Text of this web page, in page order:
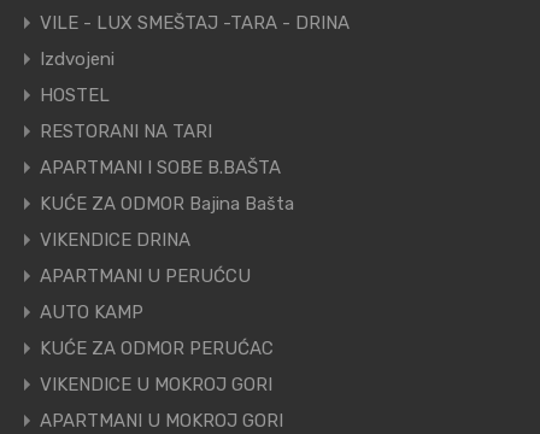
VILE - LUX SMEŠTAJ -TARA - DRINA
Izdvojeni
HOSTEL
RESTORANI NA TARI
APARTMANI I SOBE B.BAŠTA
KUĆE ZA ODMOR Bajina Bašta
VIKENDICE DRINA
APARTMANI U PERUĆCU
AUTO KAMP
KUĆE ZA ODMOR PERUĆAC
VIKENDICE U MOKROJ GORI
APARTMANI U MOKROJ GORI